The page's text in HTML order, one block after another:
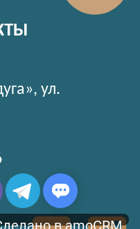
ул.
в amoCRM